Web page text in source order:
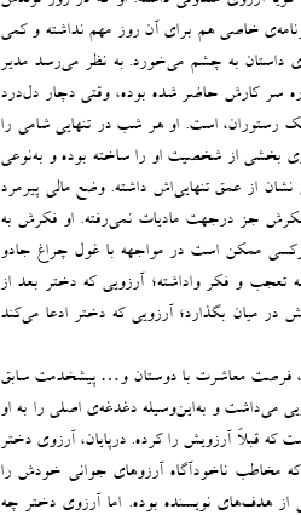
خاصی هم برای آن روز مهم نداشته و کمی
داستان به چشم می‌خورد. به نظر می‌رسد مدیر
سر کارش حاضر ‌شده بوده، وقتی دچار دل‌درد
رستوران، است. او هر شب در تنهایی شامی را
بخشی از شخصیت او را ‌ساخته بوده و به‌نوعی
از عمق تنهایی‌اش داشته. وضع مالی پیرمرد
فکرش جز درجهت مادیات نمی‌رفته. او فکرش به
ممکن است در مواجهه با غول چراغ جادو
تعجب و فکر وا‌داشته؛ آرزویی که دختر بعد از
میان بگذارد؛ آرزویی که دختر ادعا می‌کند
فرصت معاشرت با دوستان و… پیشخدمت سابق
می‌داشت و به‌‌این‌وسیله دغدغه‌ی اصلی را به او
قبلاً آرزویش را کرده. درپایان، آرزوی دختر
که مخاطب ناخودآگاه آرزوهای جوانی خودش را
هدف‌های نویسنده بوده. اما آرزوی دختر چه